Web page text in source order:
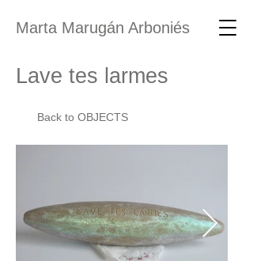
Marta Marugán Arboniés
Lave tes larmes
Back to OBJECTS